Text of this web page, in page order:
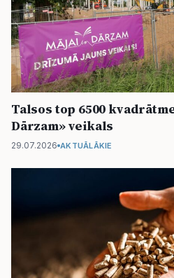
Talsos top 6500
Dārzam» veikals
29.07.2026 AKTUĀLĀKIE